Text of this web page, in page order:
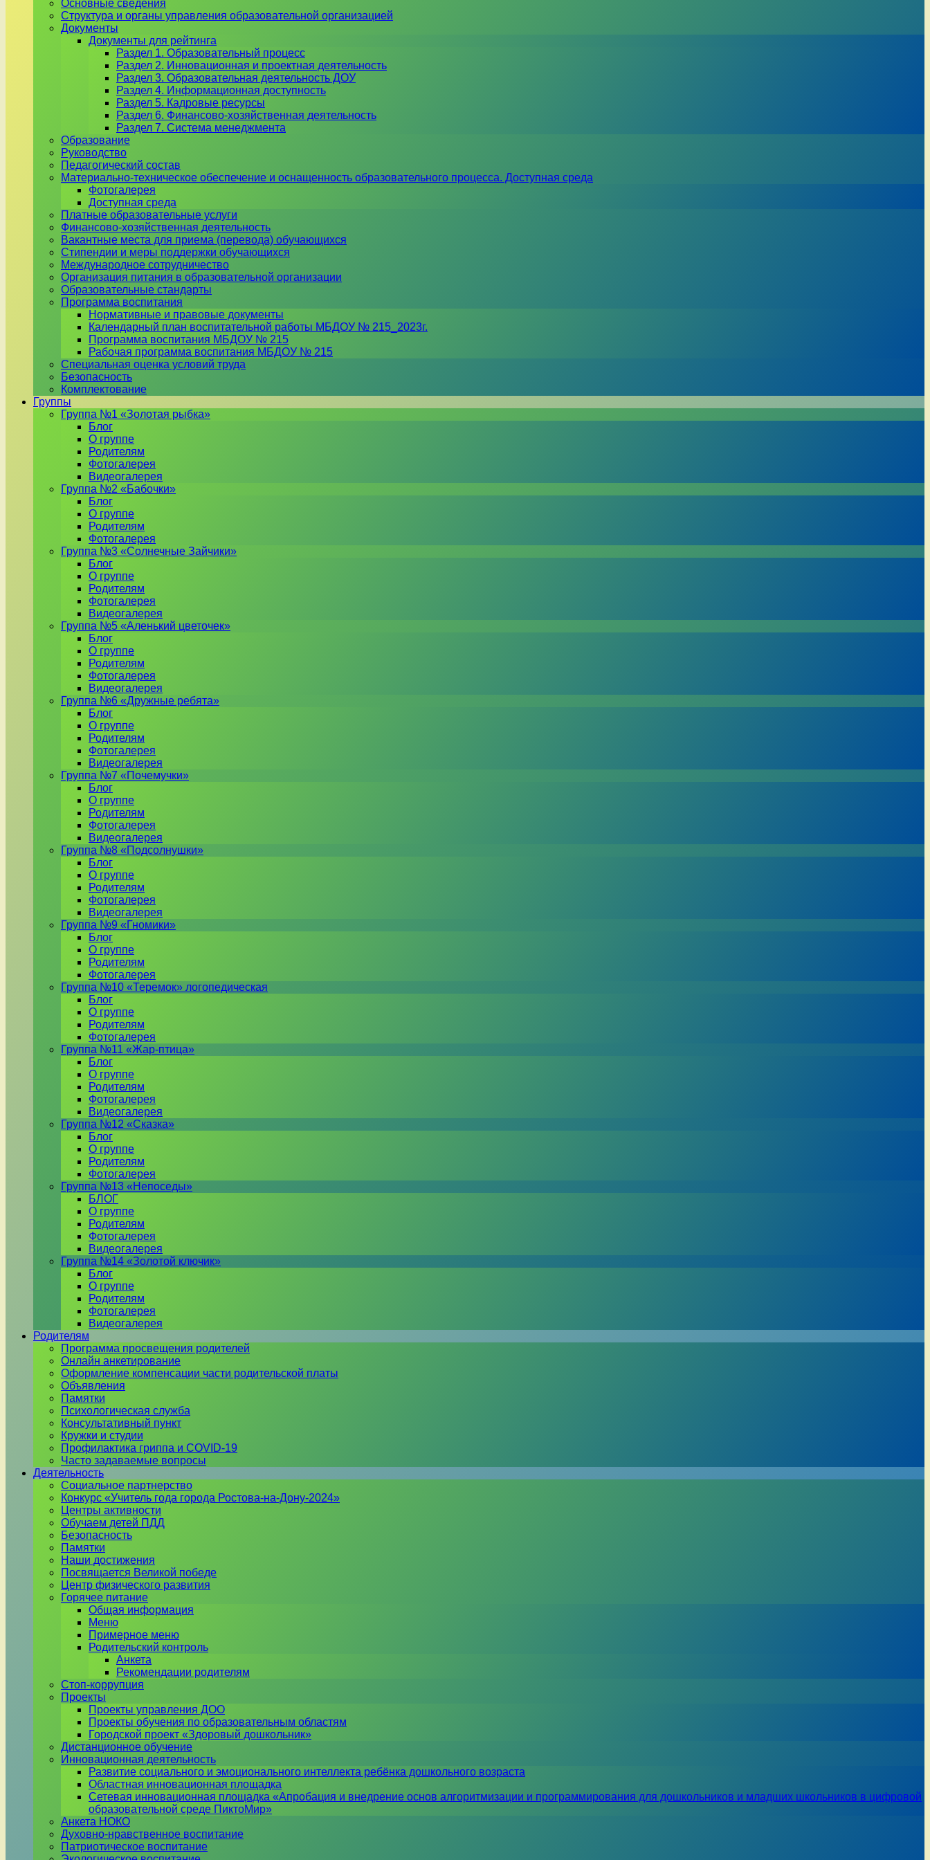
Основные сведения
Структура и органы управления образовательной организацией
Документы
Документы для рейтинга
Раздел 1. Образовательный процесс
Раздел 2. Инновационная и проектная деятельность
Раздел 3. Образовательная деятельность ДОУ
Раздел 4. Информационная доступность
Раздел 5. Кадровые ресурсы
Раздел 6. Финансово-хозяйственная деятельность
Раздел 7. Система менеджмента
Образование
Руководство
Педагогический состав
Материально-техническое обеспечение и оснащенность образовательного процесса. Доступная среда
Фотогалерея
Доступная среда
Платные образовательные услуги
Финансово-хозяйственная деятельность
Вакантные места для приема (перевода) обучающихся
Стипендии и меры поддержки обучающихся
Международное сотрудничество
Организация питания в образовательной организации
Образовательные стандарты
Программа воспитания
Нормативные и правовые документы
Календарный план воспитательной работы МБДОУ № 215_2023г.
Программа воспитания МБДОУ № 215
Рабочая программа воспитания МБДОУ № 215
Специальная оценка условий труда
Безопасность
Комплектование
Группы
Группа №1 «Золотая рыбка»
Блог
О группе
Родителям
Фотогалерея
Видеогалерея
Группа №2 «Бабочки»
Блог
О группе
Родителям
Фотогалерея
Группа №3 «Солнечные Зайчики»
Блог
О группе
Родителям
Фотогалерея
Видеогалерея
Группа №5 «Аленький цветочек»
Блог
О группе
Родителям
Фотогалерея
Видеогалерея
Группа №6 «Дружные ребята»
Блог
О группе
Родителям
Фотогалерея
Видеогалерея
Группа №7 «Почемучки»
Блог
О группе
Родителям
Фотогалерея
Видеогалерея
Группа №8 «Подсолнушки»
Блог
О группе
Родителям
Фотогалерея
Видеогалерея
Группа №9 «Гномики»
Блог
О группе
Родителям
Фотогалерея
Группа №10 «Теремок» логопедическая
Блог
О группе
Родителям
Фотогалерея
Группа №11 «Жар-птица»
Блог
О группе
Родителям
Фотогалерея
Видеогалерея
Группа №12 «Сказка»
Блог
О группе
Родителям
Фотогалерея
Группа №13 «Непоседы»
БЛОГ
О группе
Родителям
Фотогалерея
Видеогалерея
Группа №14 «Золотой ключик»
Блог
О группе
Родителям
Фотогалерея
Видеогалерея
Родителям
Программа просвещения родителей
Онлайн анкетирование
Оформление компенсации части родительской платы
Объявления
Памятки
Психологическая служба
Консультативный пункт
Кружки и студии
Профилактика гриппа и COVID-19
Часто задаваемые вопросы
Деятельность
Социальное партнерство
Конкурс «Учитель года города Ростова-на-Дону-2024»
Центры активности
Обучаем детей ПДД
Безопасность
Памятки
Наши достижения
Посвящается Великой победе
Центр физического развития
Горячее питание
Общая информация
Меню
Примерное меню
Родительский контроль
Анкета
Рекомендации родителям
Стоп-коррупция
Проекты
Проекты управления ДОО
Проекты обучения по образовательным областям
Городской проект «Здоровый дошкольник»
Дистанционное обучение
Инновационная деятельность
Развитие социального и эмоционального интеллекта ребёнка дошкольного возраста
Областная инновационная площадка
Сетевая инновационная площадка «Апробация и внедрение основ алгоритмизации и программирования для дошкольников и младших школьников в цифровой
образовательной среде ПиктоМир»
Анкета НОКО
Духовно-нравственное воспитание
Патриотическое воспитание